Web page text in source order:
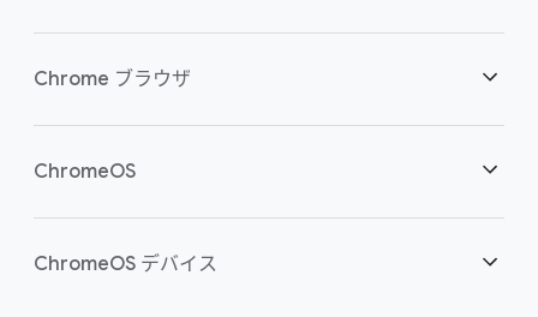
セキュリティ
Chrome ブラウザ
概要
ChromeOS
概要
ChromeOS デバイス